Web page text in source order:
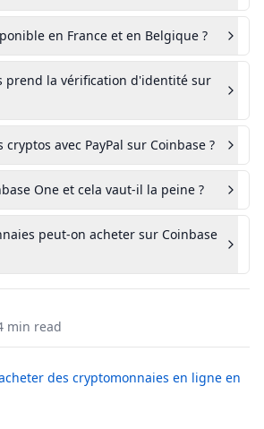
en France et en Belgique ?
prend la vérification d'identité sur
avec PayPal sur Coinbase ?
One et cela vaut-il la peine ?
peut-on acheter sur Coinbase
min read
des cryptomonnaies en ligne en